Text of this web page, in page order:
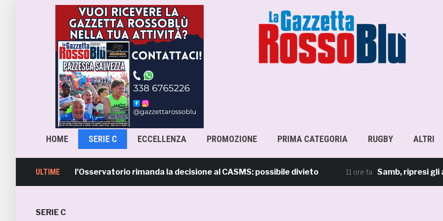
HOME SERIE C ECCELLENZA PROMOZIONE PRIMA CATEGORIA RUGBY ALTRI
ULTIME
Samb, l’Osservatorio rimanda la decisione al CASMS: possibile divieto 11 ore fa Samb, ripresi gli
SERIE C